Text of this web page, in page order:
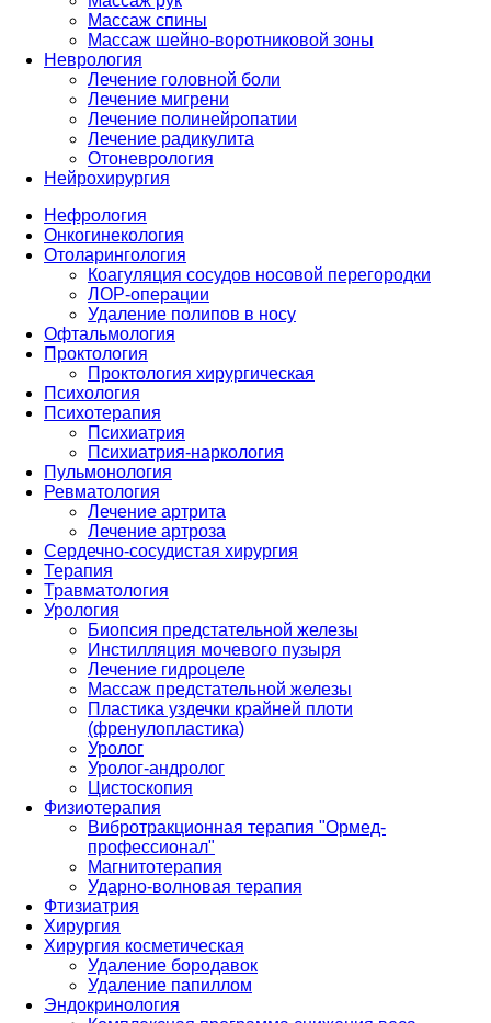
Массаж спины
Массаж шейно-воротниковой зоны
Неврология
Лечение головной боли
Лечение мигрени
Лечение полинейропатии
Лечение радикулита
Отоневрология
Нейрохирургия
Нефрология
Онкогинекология
Отоларингология
Коагуляция сосудов носовой перегородки
ЛОР-операции
Удаление полипов в носу
Офтальмология
Проктология
Проктология хирургическая
Психология
Психотерапия
Психиатрия
Психиатрия-наркология
Пульмонология
Ревматология
Лечение артрита
Лечение артроза
Сердечно-сосудистая хирургия
Терапия
Травматология
Урология
Биопсия предстательной железы
Инстилляция мочевого пузыря
Лечение гидроцеле
Массаж предстательной железы
Пластика уздечки крайней плоти
(френулопластика)
Уролог
Уролог-андролог
Цистоскопия
Физиотерапия
Вибротракционная терапия "Ормед-
профессионал"
Магнитотерапия
Ударно-волновая терапия
Фтизиатрия
Хирургия
Хирургия косметическая
Удаление бородавок
Удаление папиллом
Эндокринология